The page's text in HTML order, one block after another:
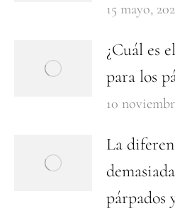
15 mayo,
¿Cuál es
para los
10
La
párpados